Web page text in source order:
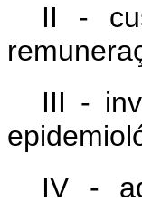
II -
III -
IV -